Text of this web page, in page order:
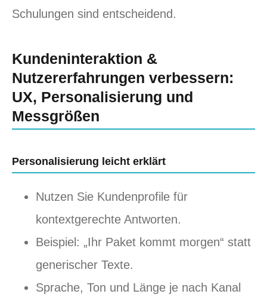
Schulungen sind entscheidend.
Kundeninteraktion &
Nutzererfahrungen verbessern:
UX, Personalisierung und
Messgrößen
Personalisierung leicht erklärt
Nutzen Sie Kundenprofile für
kontextgerechte Antworten.
Beispiel: „Ihr Paket kommt morgen“ statt
generischer Texte.
Sprache, Ton und Länge je nach Kanal